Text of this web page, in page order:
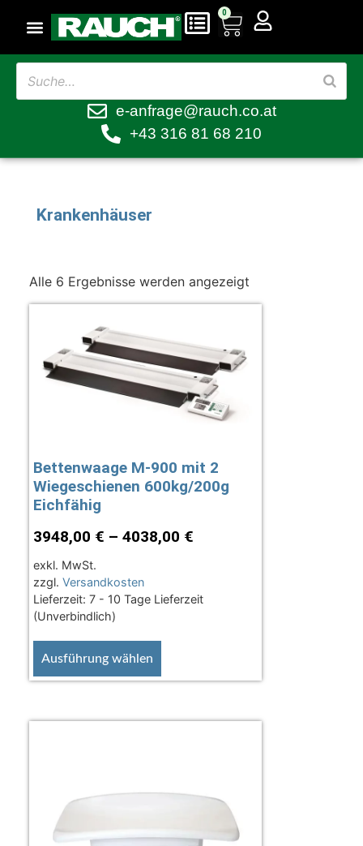
0
e-anfrage@rauch.co.at
+43 316 81 68 210
Krankenhäuser
Alle 6 Ergebnisse werden angezeigt
Bettenwaage M-900 mit 2
Wiegeschienen 600kg/200g
Eichfähig
3948,00 € – 4038,00 €
exkl. MwSt.
zzgl. Versandkosten
Lieferzeit: 7 - 10 Tage Lieferzeit
(Unverbindlich)
Ausführung wählen